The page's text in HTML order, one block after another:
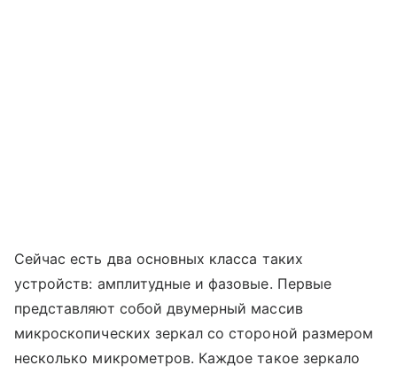
Сейчас есть два основных класса таких
устройств: амплитудные и фазовые. Первые
представляют собой двумерный массив
микроскопических зеркал со стороной размером
несколько микрометров. Каждое такое зеркало